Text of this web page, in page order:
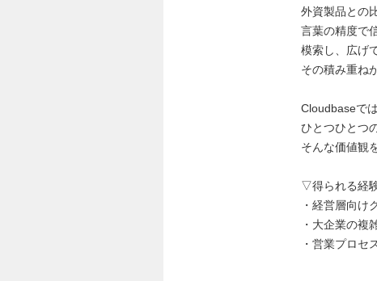
外資製品との
言葉の精度で
模索し、広げ
その積み重ね
Cloudbaseで
ひとつひとつ
そんな価値観
▽得られる経
・経営層向け
・大企業の複
・営業プロセ